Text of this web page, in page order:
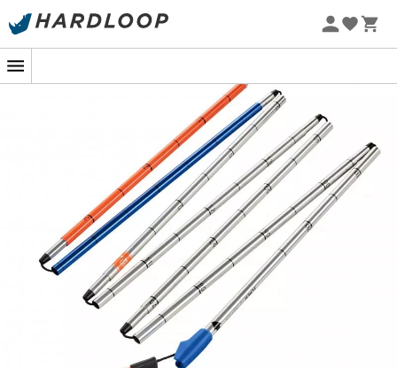
Letnie promocje 🔥 -5% DODATKOWO przy zakupie 2
Sonda Alu 240 Light , opracowana przez markęOrtovox
sondą lawinowąuzupełniającązestaw
bezpieczeństwa lawinowego
, składający się z
z poduszką powietrzną,D.V.A(detektora ofiar lawin)
łopaty
. Lekka, ważąca 235 g, składa się w kilka
sekund dzięki szybkiemu napinaniu taśmy i
blokady Quick-Lock. Dzięki zoptymalizowanej śrubie
regulacyjnej można łatwo i szybko dostosować napięcie.
Wyposażona w obszerną końcówkę o nieco większej